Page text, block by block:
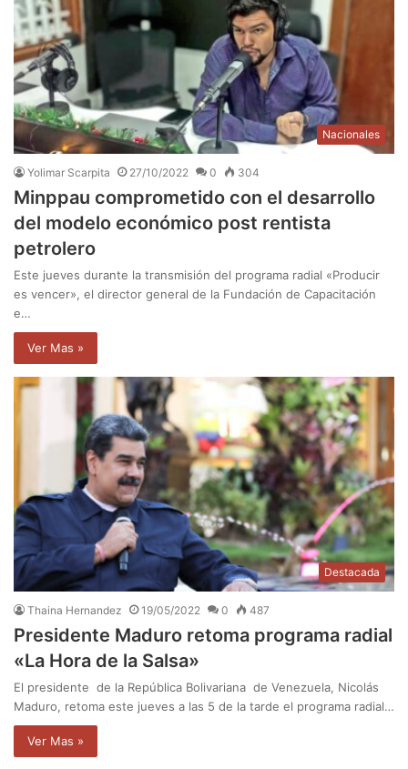
Nacionales
Yolimar Scarpita 27/10/2022 0 304
Minppau comprometido con el desarrollo
del modelo económico post rentista
petrolero
Este jueves durante la transmisión del programa radial «Producir
es vencer», el director general de la Fundación de Capacitación
e…
Ver Mas »
Destacada
Thaina Hernandez 19/05/2022 0 487
Presidente Maduro retoma programa radial
«La Hora de la Salsa»
El presidente de la República Bolivariana de Venezuela, Nicolás
Maduro, retoma este jueves a las 5 de la tarde el programa radial…
Ver Mas »